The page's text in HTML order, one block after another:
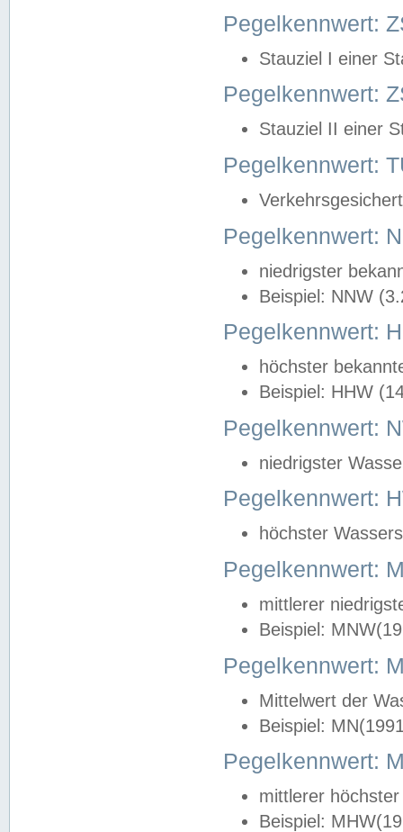
Pegelkennwert:
Stauziel I einer
Pegelkennwert:
Stauziel II einer
Pegelkennwert:
Pegelkennwert:
niedrigster
Beispiel: NNW
Pegelkennwert:
höchster
Beispiel: HHW
Pegelkennwert:
niedrigster
Pegelkennwert:
höchster
Pegelkennwert:
mittlerer
Beispiel:
Pegelkennwert:
Mittelwert der
Beispiel:
Pegelkennwert:
mittlerer
Beispiel: